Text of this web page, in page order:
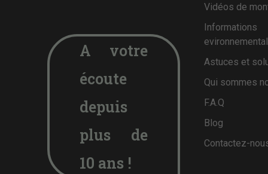
A votre
écoute
depuis
plus de
10 ans !
Vidéos de
Informations
Astuces et
Qui sommes
F.A.Q
Blog
Contactez-